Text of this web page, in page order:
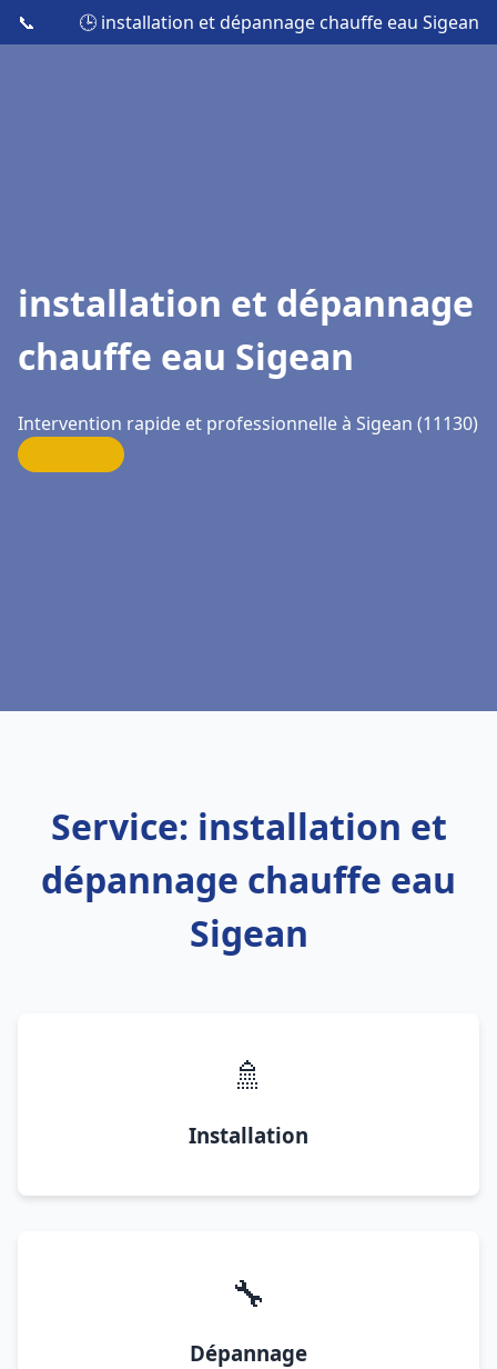
📞 🕒 installation et dépannage chauffe eau Sigean
installation et dépannage
chauffe eau Sigean
Intervention rapide et professionnelle à Sigean (11130)
Service: installation et
dépannage chauffe eau
Sigean
🚿
Installation
🔧
Dépannage